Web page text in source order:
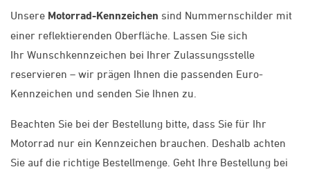
Unsere Motorrad-Kennzeichen sind Nummernschilder mit
einer reflektierenden Oberfläche. Lassen Sie sich
Ihr Wunschkennzeichen bei Ihrer Zulassungsstelle
reservieren – wir prägen Ihnen die passenden Euro-
Kennzeichen und senden Sie Ihnen zu.
Beachten Sie bei der Bestellung bitte, dass Sie für Ihr
Motorrad nur ein Kennzeichen brauchen. Deshalb achten
Sie auf die richtige Bestellmenge. Geht Ihre Bestellung bei